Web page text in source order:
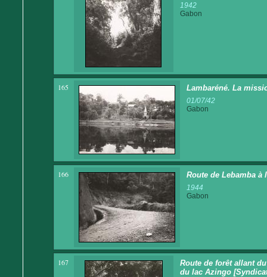
1942
Gabon
165 Lambaréné. La
01/07/42
Gabon
166 Route de Lebamba à
1944
Gabon
167
Route de forêt allant
du lac Azingo